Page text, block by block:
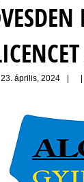
23. április, 2024